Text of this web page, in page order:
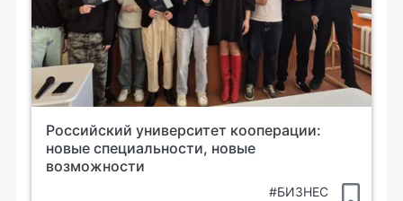
Российский университет кооперации:
новые специальности, новые
возможности
#БИЗНЕС